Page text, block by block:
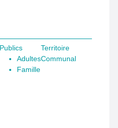
Publics
Adultes
Famille
Territoire
Communal